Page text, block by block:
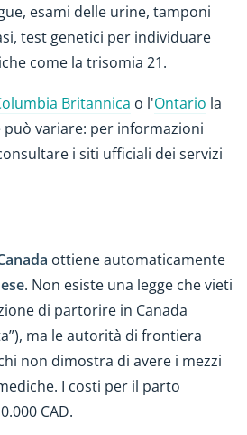
esami delle urine, tamponi
test genetici per individuare
come la trisomia 21.
Britannica o l'Ontario la
variare: per informazioni
i siti ufficiali dei servizi
ottiene automaticamente
. Non esiste una legge che vieti
di partorire in Canada
ma le autorità di frontiera
non dimostra di avere i mezzi
I costi per il parto
CAD.